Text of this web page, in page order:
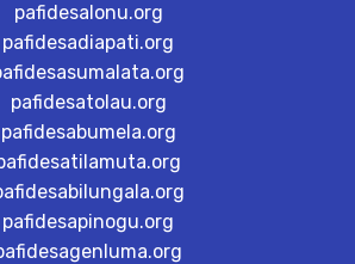
pafidesalonu.org
pafidesadiapati.org
pafidesatolau.org
pafidesabumela.org
pafidesapinogu.org